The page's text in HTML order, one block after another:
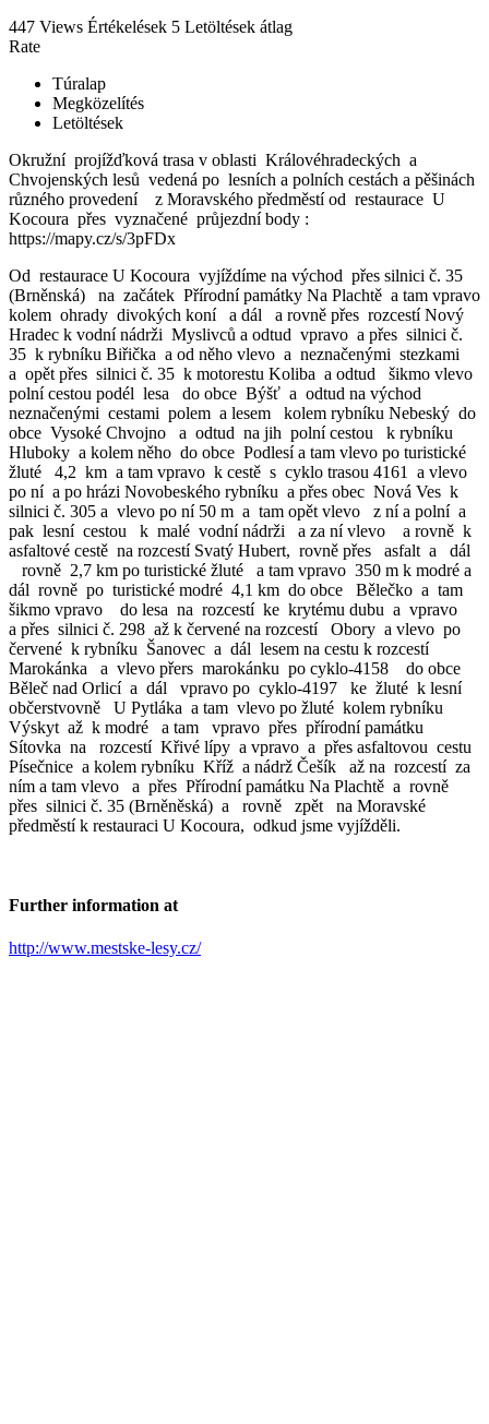
447 Views Értékelések 5 Letöltések átlag
Rate
Túralap
Megközelítés
Letöltések
Okružní projížďková trasa v oblasti Královéhradeckých a
Chvojenských lesů vedená po lesních a polních cestách a pěšinách
různého provedení z Moravského předměstí od restaurace U
Kocoura přes vyznačené průjezdní body :
https://mapy.cz/s/3pFDx
Od restaurace U Kocoura vyjíždíme na východ přes silnici č. 35
(Brněnská) na začátek Přírodní památky Na Plachtě a tam vpravo
kolem ohrady divokých koní a dál a rovně přes rozcestí Nový
Hradec k vodní nádrži Myslivců a odtud vpravo a přes silnici č.
35 k rybníku Biřička a od něho vlevo a neznačenými stezkami
a opět přes silnici č. 35 k motorestu Koliba a odtud šikmo vlevo
polní cestou podél lesa do obce Býšť a odtud na východ
neznačenými cestami polem a lesem kolem rybníku Nebeský do
obce Vysoké Chvojno a odtud na jih polní cestou k rybníku
Hluboky a kolem něho do obce Podlesí a tam vlevo po turistické
žluté 4,2 km a tam vpravo k cestě s cyklo trasou 4161 a vlevo
po ní a po hrázi Novobeského rybníku a přes obec Nová Ves k
silnici č. 305 a vlevo po ní 50 m a tam opět vlevo z ní a polní a
pak lesní cestou k malé vodní nádrži a za ní vlevo a rovně k
asfaltové cestě na rozcestí Svatý Hubert, rovně přes asfalt a dál
rovně 2,7 km po turistické žluté a tam vpravo 350 m k modré a
dál rovně po turistické modré 4,1 km do obce Bělečko a tam
šikmo vpravo do lesa na rozcestí ke krytému dubu a vpravo
a přes silnici č. 298 až k červené na rozcestí Obory a vlevo po
červené k rybníku Šanovec a dál lesem na cestu k rozcestí
Marokánka a vlevo přers marokánku po cyklo-4158 do obce
Běleč nad Orlicí a dál vpravo po cyklo-4197 ke žluté k lesní
občerstvovně U Pytláka a tam vlevo po žluté kolem rybníku
Výskyt až k modré a tam vpravo přes přírodní památku
Sítovka na rozcestí Křivé lípy a vpravo a přes asfaltovou cestu
Písečnice a kolem rybníku Kříž a nádrž Češík až na rozcestí za
ním a tam vlevo a přes Přírodní památku Na Plachtě a rovně
přes silnici č. 35 (Brněněská) a rovně zpět na Moravské
předměstí k restauraci U Kocoura, odkud jsme vyjížděli.
Further information at
http://www.mestske-lesy.cz/